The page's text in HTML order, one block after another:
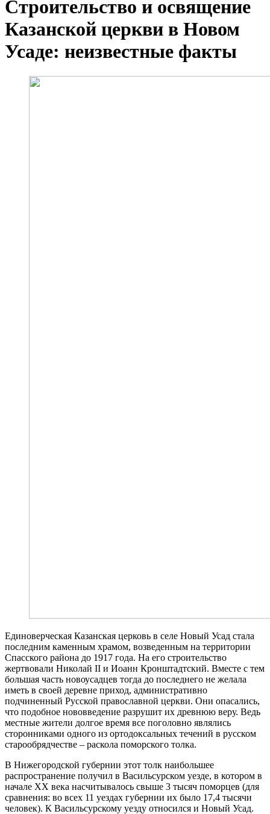
Строительство и освящение
Казанской церкви в Новом
Усаде: неизвестные факты
Единоверческая Казанская церковь в селе Новый Усад стала
последним каменным храмом, возведенным на территории
Спасского района до 1917 года. На его строительство
жертвовали Николай II и Иоанн Кронштадтский. Вместе с тем
большая часть новоусадцев тогда до последнего не желала
иметь в своей деревне приход, административно
подчиненный Русской православной церкви. Они опасались,
что подобное нововведение разрушит их древнюю веру. Ведь
местные жители долгое время все поголовно являлись
сторонниками одного из ортодоксальных течений в русском
старообрядчестве – раскола поморского толка.
В Нижегородской губернии этот толк наибольшее
распространение получил в Васильсурском уезде, в котором в
начале XX века насчитывалось свыше 3 тысяч поморцев (для
сравнения: во всех 11 уездах губернии их было 17,4 тысячи
человек). К Васильсурскому уезду относился и Новый Усад.